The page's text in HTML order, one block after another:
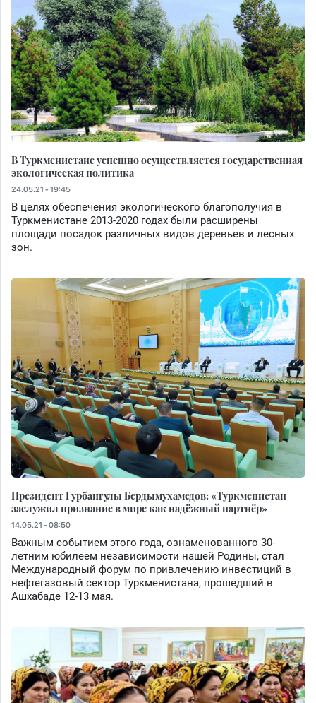
В Туркменистане успешно осуществляется государственная
экологическая политика
24.05.21 - 19:45
В целях обеспечения экологического благополучия в
Туркменистане 2013-2020 годах были расширены
площади посадок различных видов деревьев и лесных
зон.
Президент Гурбангулы Бердымухамедов: «Туркменистан
заслужил признание в мире как надёжный партнёр»
14.05.21 - 08:50
Важным событием этого года, ознаменованного 30-
летним юбилеем независимости нашей Родины, стал
Международный форум по привлечению инвестиций в
нефтегазовый сектор Туркменистана, прошедший в
Ашхабаде 12-13 мая.